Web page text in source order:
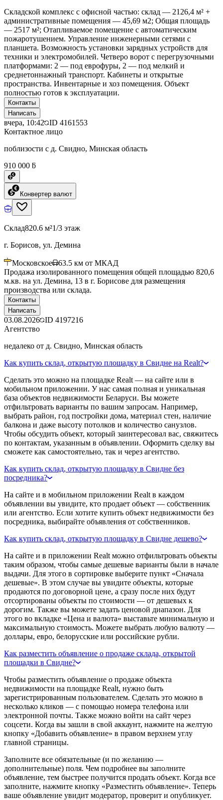
Складской комплекс с офисной частью: склад — 2126,4 м² +
административные помещения — 45,69 м2; Общая площадь
— 2517 м²; Отапливаемое помещение с автоматическим
пожаротушением. Управление инженерными сетями с
планшета. Возможность установки зарядных устройств для
техники и электромобилей. Четверо ворот с перегрузочными
платформами: 2 — под еврофуры, 2 — под мелкий и
среднетоннажный транспорт. Кабинеты и открытые
пространства. Инвентарные и хоз помещения. Объект
полностью готов к эксплуатации.
Контакты
Написать
вчера, 10:42 ID 4161553
Контактное лицо
поблизости с д. Свидно, Минская область
910 000 ƃ
Конвертер валют
Склад820.6 м²1/3 этаж
г. Борисов, ул. Демина
Московское 63.5 км от МКАД
Продажа изолированного помещения общей площадью 820,6
м.кв. на ул. Демина, 13 в г. Борисове для размещения
производства или склада.
Контакты
Написать
03.08.2026 ID 4197216
Агентство
недалеко от д. Свидно, Минская область
Как купить склад, открытую площадку в Свидне на Realt?
Сделать это можно на площадке Realt — на сайте или в
мобильном приложении. У нас самая полная и уникальная
база объектов недвижимости Беларуси. Вы можете
отфильтровать варианты по вашим запросам. Например,
выбрать район, год постройки дома, материал стен, наличие
балкона и даже высоту потолков и количество санузлов.
Чтобы обсудить объект, который заинтересовал вас, свяжитесь
по контактам, указанным в объявлении. Оформить сделку вы
сможете как самостоятельно, так и через агентство.
Как купить склад, открытую площадку в Свидне без
посредника?
На сайте и в мобильном приложении Realt в каждом
объявлении вы увидите, кто продает объект — собственник
или агентство. Если хотите купить объект недвижимости без
посредника, выбирайте объявления от собственников.
Как купить склад, открытую площадку в Свидне дешево?
На сайте и в приложении Realt можно отфильтровать объекты
таким образом, чтобы самые дешевые варианты были в начале
выдачи. Для этого в сортировке выберите пункт «Сначала
дешевые». В этом случае вы увидите объекты, которые
продаются по договорной цене, а сразу после них будут
отсортированы объекты по стоимости — от дешевых к
дорогим. Также вы можете задать ценовой диапазон. Для
этого во вкладке «Цена и валюта» выставьте минимальную и
максимальную стоимость. Можете выбрать любую валюту —
доллары, евро, белорусские или российские рубли.
Как разместить объявление о продаже склада, открытой
площадки в Свидне?
Чтобы разместить объявление о продаже объекта
недвижимости на площадке Realt, нужно быть
зарегистрированным пользователем. Сделать это можно в
несколько кликов — с помощью номера телефона или
электронной почты. Также можно войти на сайт через
соцсети. Когда вы зашли в свой аккаунт, нажмите на желтую
кнопку «Добавить объявление» в правом верхнем углу
главной страницы.
Заполните все обязательные (и по желанию —
дополнительные) поля. Чем подробнее вы заполните
объявление, тем быстрее получится продать объект. Когда все
заполните, нажмите кнопку «Разместить объявление». Теперь
ваше объявление увидит модератор, проверит и опубликует.